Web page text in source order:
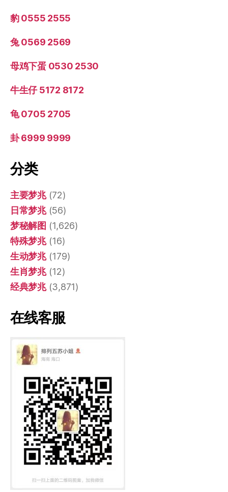
豹 0555 2555
兔 0569 2569
母鸡下蛋 0530 2530
牛生仔 5172 8172
龟 0705 2705
卦 6999 9999
分类
主要梦兆(72)
日常梦兆(56)
梦秘解图 (1,626)
特殊梦兆(16)
生动梦兆(179)
生肖梦兆(12)
经典梦兆(3,871)
在线客服